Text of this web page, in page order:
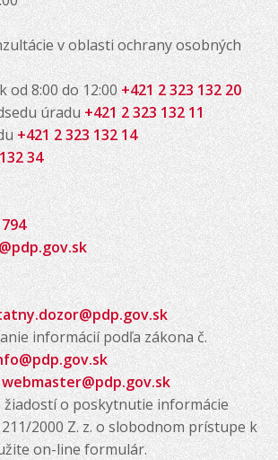
v oblasti ochrany osobných
od 8:00 do 12:00+421 2 323 132 20
úradu+421 2 323 132 11
+421 2 323 132 14
34
informácií podľa zákona č.
webmaster@pdp.gov.sk
žiadostí o poskytnutie informácie
2000 Z. z. o slobodnom prístupe k
on-line formulár.